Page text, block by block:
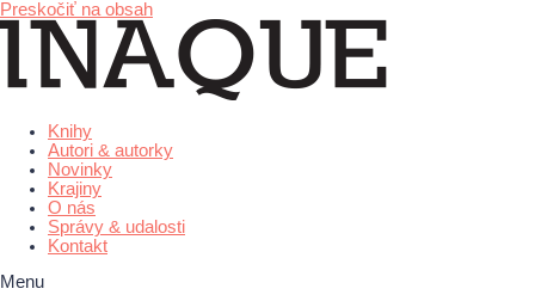
Preskočiť na obsah
Knihy
Autori & autorky
Novinky
Krajiny
O nás
Správy & udalosti
Kontakt
Menu